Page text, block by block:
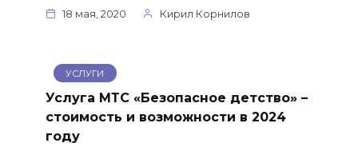
18 мая, 2020 Кирил Корнилов
УСЛУГИ
Услуга МТС «Безопасное детство» –
стоимость и возможности в 2024
году